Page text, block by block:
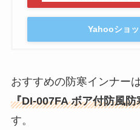
Yahooショ
おすすめの防寒インナー
『DI-007FA ボア付防風
す。